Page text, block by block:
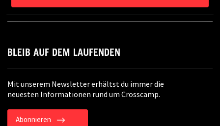
SERVICE
BLEIB AUF DEM LAUFENDEN
Mit unserem Newsletter erhältst du immer die
neuesten Informationen rund um Crosscamp.
Abonnieren